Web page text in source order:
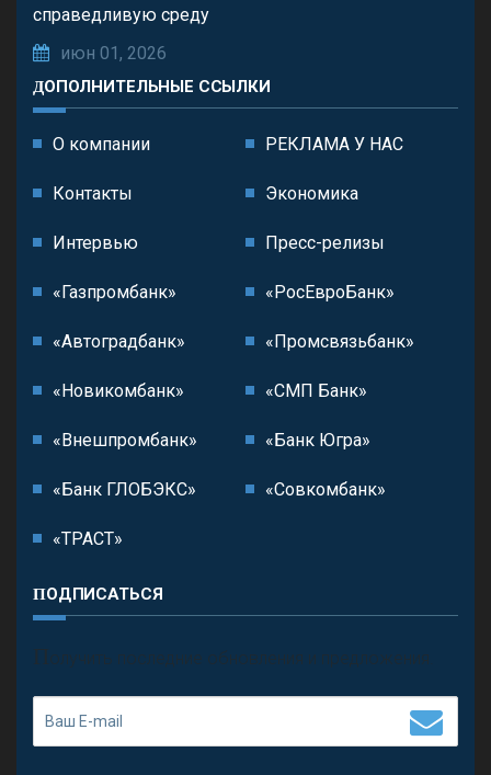
справедливую среду
июн 01, 2026
ДОПОЛНИТЕЛЬНЫЕ ССЫЛКИ
О компании РЕКЛАМА У НАС
Контакты Экономика
Интервью Пресс-релизы
«Газпромбанк» «РосЕвроБанк»
«Автоградбанк» «Промсвязьбанк»
«Новикомбанк» «СМП Банк»
«Внешпромбанк» «Банк Югра»
«Банк ГЛОБЭКС» «Совкомбанк»
«ТРАСТ»
ПОДПИСАТЬСЯ
П олучить последние обновления и предложения.